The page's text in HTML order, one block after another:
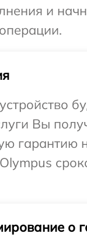
и
Вы
гарантию
о